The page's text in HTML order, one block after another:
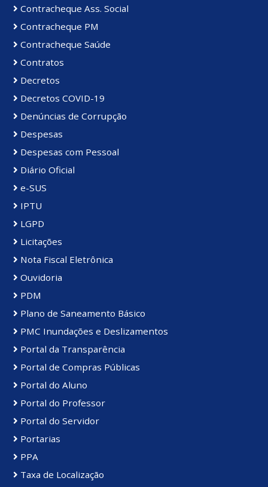
Contracheque Ass. Social
Contracheque PM
Contracheque Saúde
Contratos
Decretos
Decretos COVID-19
Denúncias de Corrupção
Despesas
Despesas com Pessoal
Diário Oficial
e-SUS
IPTU
LGPD
Licitações
Nota Fiscal Eletrônica
Ouvidoria
PDM
Plano de Saneamento Básico
PMC Inundações e Deslizamentos
Portal da Transparência
Portal de Compras Públicas
Portal do Aluno
Portal do Professor
Portal do Servidor
Portarias
PPA
Taxa de Localização